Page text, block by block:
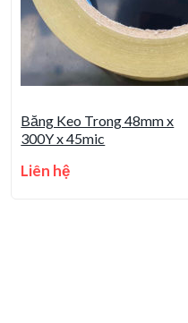
Băng Keo Trong 48mm x
300Y x 45mic
Liên hệ